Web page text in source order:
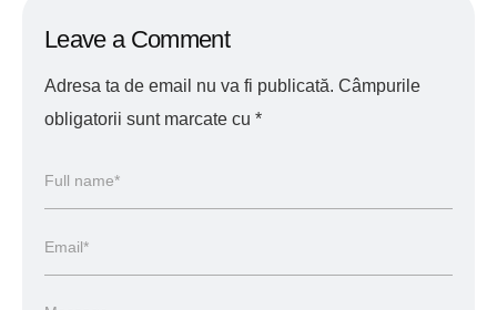
Leave a Comment
Adresa ta de email nu va fi publicată. Câmpurile
obligatorii sunt marcate cu *